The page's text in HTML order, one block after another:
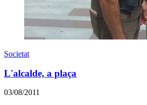
Societat
L'alcalde, a plaça
03/08/2011